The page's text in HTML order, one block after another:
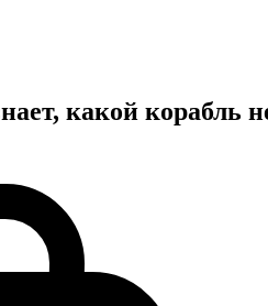
какой корабль